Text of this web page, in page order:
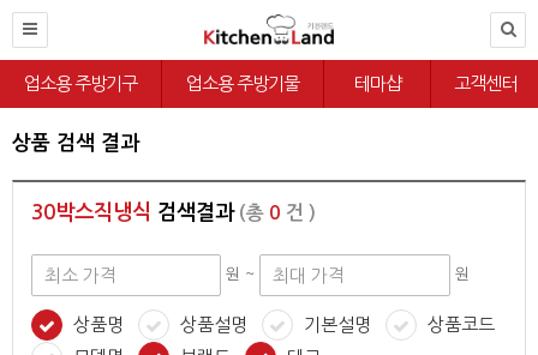
업소용 주방기구 업소용 주방기물 테마샵 고객센터
상품 검색 결과
30박스직냉식 검색결과(총 0 건 )
원 ~ 원
상품명 상품설명 기본설명
상품코드